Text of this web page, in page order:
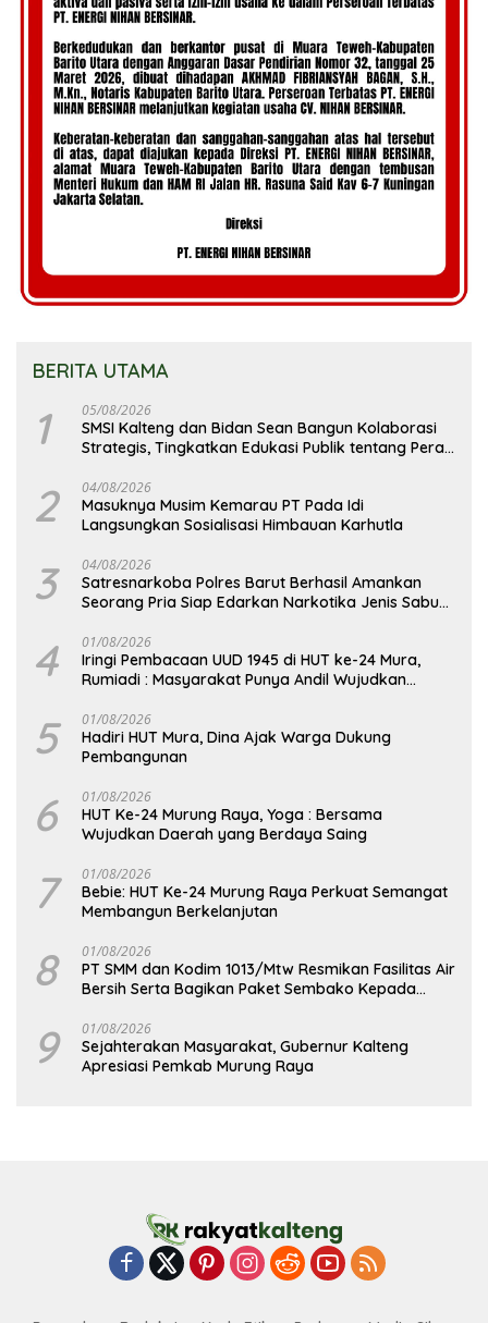
BERITA UTAMA
1 05/08/2026
SMSI Kalteng dan Bidan Sean Bangun Kolaborasi
Strategis, Tingkatkan Edukasi Publik tentang Peran
2 04/08/2026
Masuknya Musim Kemarau PT Pada Idi
Langsungkan Sosialisasi Himbauan Karhutla
3 04/08/2026
Satresnarkoba Polres Barut Berhasil Amankan
Seorang Pria Siap Edarkan Narkotika Jenis Sabu
4 01/08/2026
Iringi Pembacaan UUD 1945 di HUT ke-24 Mura,
Rumiadi : Masyarakat Punya Andil Wujudkan
5 01/08/2026
Hadiri HUT Mura, Dina Ajak Warga Dukung
Pembangunan
6 01/08/2026
HUT Ke-24 Murung Raya, Yoga : Bersama
Wujudkan Daerah yang Berdaya Saing
7 01/08/2026
Bebie: HUT Ke-24 Murung Raya Perkuat Semangat
Membangun Berkelanjutan
8 01/08/2026
PT SMM dan Kodim 1013/Mtw Resmikan Fasilitas Air
Bersih Serta Bagikan Paket Sembako Kepada
9 01/08/2026
Sejahterakan Masyarakat, Gubernur Kalteng
Apresiasi Pemkab Murung Raya